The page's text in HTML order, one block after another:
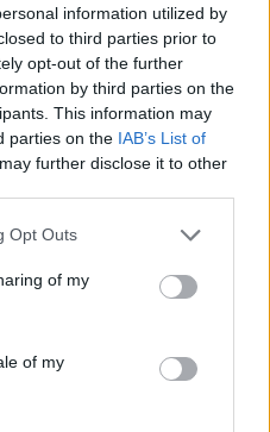
information utilized by
to third parties prior to
opt-out of the further
by third parties on the
This information may
parties on the IAB’s List of
further disclose it to other
uses one or more Google
behaviour. You may click to
and its third-party tags to
purposes in below Google
Opt Outs
of my
of my
in natura non può
stipendio, quindi
via devono essere
Scopri altri modi per
facendo clic qui.